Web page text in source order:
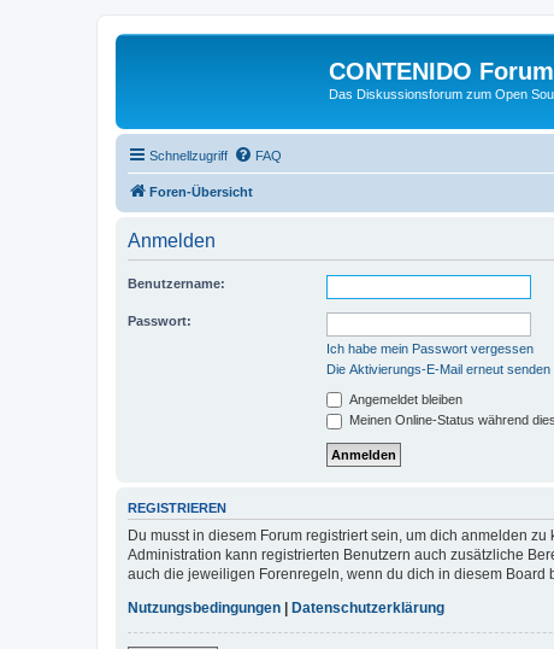
CONTENIDO Forum
Das Diskussionsforum zum Open
Schnellzugriff FAQ
Foren-Übersicht
Anmelden
Benutzername:
Passwort:
Ich habe mein Passwort vergessen
Die Aktivierungs-E-Mail erneut senden
Angemeldet bleiben
Meinen Online-Status während
REGISTRIEREN
Du musst in diesem Forum registriert sein, um dich anmelden
Administration kann registrierten Benutzern auch zusätzliche
auch die jeweiligen Forenregeln, wenn du dich in diesem Board
Nutzungsbedingungen
Datenschutzerklärung